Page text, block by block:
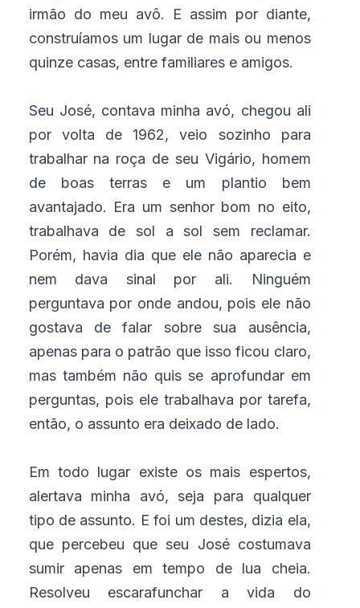
irmão do meu avô. E assim por diante,
construíamos um lugar de mais ou menos
quinze casas, entre familiares e amigos.
Seu José, contava minha avó, chegou ali
por volta de 1962, veio sozinho para
trabalhar na roça de seu Vigário, homem
de boas terras e um plantio bem
avantajado. Era um senhor bom no eito,
trabalhava de sol a sol sem reclamar.
Porém, havia dia que ele não aparecia e
nem dava sinal por ali. Ninguém
perguntava por onde andou, pois ele não
gostava de falar sobre sua ausência,
apenas para o patrão que isso ficou claro,
mas também não quis se aprofundar em
perguntas, pois ele trabalhava por tarefa,
então, o assunto era deixado de lado.
Em todo lugar existe os mais espertos,
alertava minha avó, seja para qualquer
tipo de assunto. E foi um destes, dizia ela,
que percebeu que seu José costumava
sumir apenas em tempo de lua cheia.
Resolveu escarafunchar a vida do